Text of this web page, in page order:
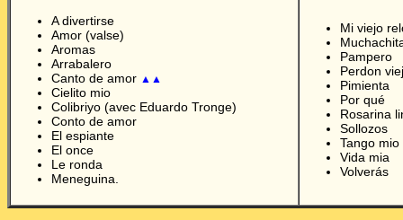
A divertirse
Amor (valse)
Aromas
Arrabalero
Canto de amor ▲▲
Cielito mio
Colibriyo (avec Eduardo Tronge)
Conto de amor
El espiante
El once
Le ronda
Meneguina.
Mi viejo
Pampero
Perdon
Pimienta
Por qué
Rosarina
Sollozos
Tango mio
Vida mia
Volverás